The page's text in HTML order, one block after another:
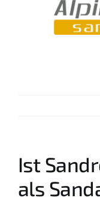
Ist
als